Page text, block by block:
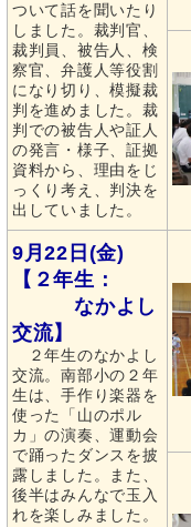
ついて話を聞いたり
しました。裁判官、
裁判員、被告人、検
察官、弁護人等役割
になり切り、模擬裁
判を進めました。裁
判での被告人や証人
の発言・様子、証拠
資料から、理由をじ
っくり考え、判決を
出していました。
9月22日(金)
【２年生：
なかよし
交流】
２年生のなかよし
交流。南部小の２年
生は、手作り楽器を
使った「山のポル
カ」の演奏、運動会
で踊ったダンスを披
露しました。また、
後半はみんなで玉入
れを楽しみました。